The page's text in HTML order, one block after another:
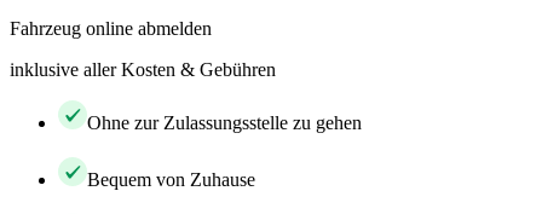
Fahrzeug online abmelden
inklusive aller Kosten & Gebühren
Ohne zur Zulassungsstelle zu gehen
Bequem von Zuhause